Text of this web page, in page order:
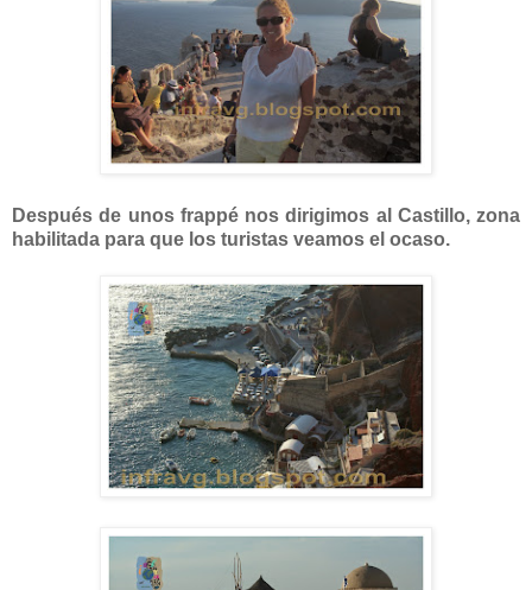
Después de unos frappé nos dirigimos al Castillo, zona
habilitada para que los turistas veamos el ocaso.